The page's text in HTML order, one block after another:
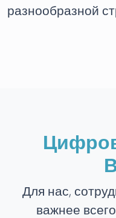
разнообразной
Для нас,
важнее